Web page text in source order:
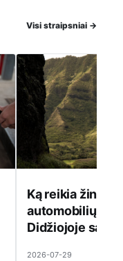
Visi straipsniai →
Ką reikia žinoti
automobilių
Didžiojoje
2026-07-29